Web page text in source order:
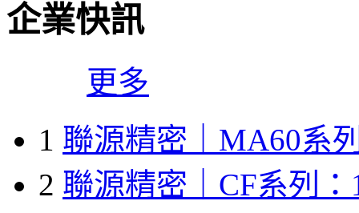
企業快訊
更多
1 聯源精密｜MA60系
2 聯源精密｜CF系列：